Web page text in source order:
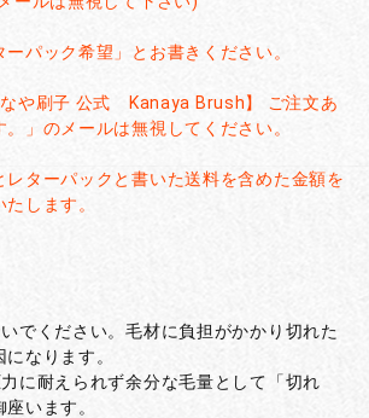
パック希望」とお書きください。
なや刷子 公式 Kanaya Brush】 ご注文あ
」のメールは無視してください。
レターパックと書いた送料を含めた金額を
します。
でください。毛材に負担がかかり切れた
なります。
に耐えられず余分な毛量として「切れ
います。